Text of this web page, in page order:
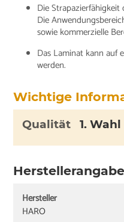
Die Strapazierfähigkeit
Die
sowie kommerzielle
Das Laminat kann auf
werden.
Wichtige
Qualität 1. Wahl
Hersteller
HARO